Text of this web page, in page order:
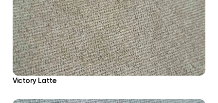
Victory Latte